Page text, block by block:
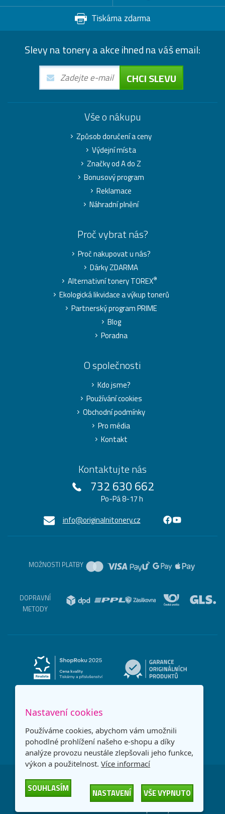
Tiskárna zdarma
Slevy na tonery a akce ihned na váš email:
CHCI SLEVU
Vše o nákupu
Způsob doručení a ceny
Výdejní místa
Značky od A do Z
Bonusový program
Reklamace
Náhradní plnění
Proč vybrat nás?
Proč nakupovat u nás?
Dárky ZDARMA
Alternativní tonery TOREX®
Ekologická likvidace a výkup tonerů
Partnerský program PRIME
Blog
Poradna
O společnosti
Kdo jsme?
Používání cookies
Obchodní podmínky
Pro média
Kontakt
Kontaktujte nás
732 630 662
Po-Pá 8-17 h
info@originalnitonery.cz
MOŽNOSTI PLATBY
DOPRAVNÍ
METODY
Česká republika Slovensko
Nastavení cookies
Používáme cookies, abychom vám umožnili
pohodlné prohlížení našeho e-shopu a díky
analýze provozu neustále zlepšovali jeho funkce,
výkon a použitelnost. Více informací
SOUHLASÍM NASTAVENÍ VŠE VYPNUTO